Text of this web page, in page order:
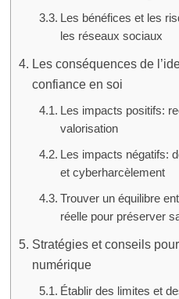
Les bénéfices et les
les réseaux sociaux
Les conséquences de
confiance en soi
Les impacts positifs:
valorisation
Les impacts négatifs:
et cyberharcèlement
Trouver un équilibre
réelle pour préserver
Stratégies et conseils
numérique
Établir des limites et